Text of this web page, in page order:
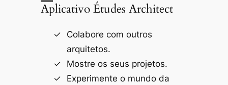
Aplicativo Études Architect
Colabore com outros
arquitetos.
Mostre os seus projetos.
Experimente o mundo da